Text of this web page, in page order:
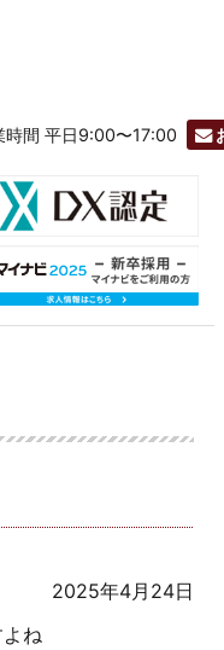
時間 平日9:00〜17:00
2025年4月24日
ね